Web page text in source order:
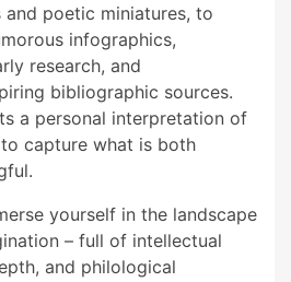
poetic miniatures, to
infographics,
research, and
bibliographic sources.
a personal interpretation of
capture what is both
yourself in the landscape
– full of intellectual
and philological